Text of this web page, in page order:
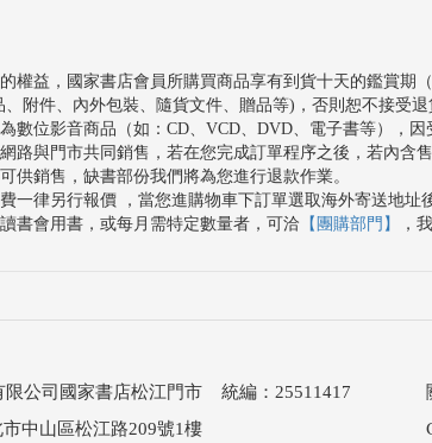
權益，國家書店會員所購買商品享有到貨十天的鑑賞期
附件、內外包裝、隨貨文件、贈品等)，否則恕不接受退
數位影音商品（如：CD、VCD、DVD、電子書等），
路與門市共同銷售，若在您完成訂單程序之後，若內
供銷售，缺書部份我們將為您進行退款作業。
一律另行報價 ，當您進購物車下訂單選取海外寄送地
書會用書，或每月需特定數量者，可洽 【團購部門】 ，
限公司國家書店松江門市 統編：25511417
中山區松江路209號1樓